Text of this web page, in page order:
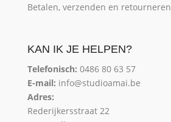
Betalen, verzenden en retourneren
KAN IK JE HELPEN?
Telefonisch: 0486 80 63 57
E-mail: info@studioamai.be
Adres:
Rederijkersstraat 22